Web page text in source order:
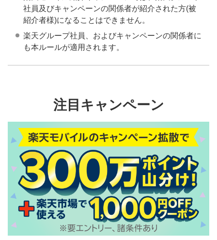
社員及びキャンペーンの関係者が紹介された方(被
紹介者様)になることはできません。
楽天グループ社員、およびキャンペーンの関係者に
も本ルールが適用されます。
注目キャンペーン